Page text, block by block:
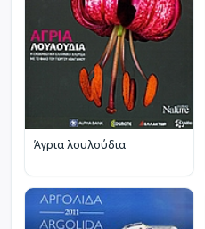
Άγρια λουλούδια